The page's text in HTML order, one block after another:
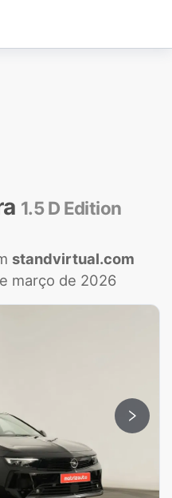
1.5 D Edition
standvirtual.com
março de 2026